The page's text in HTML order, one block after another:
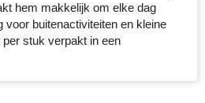
hem makkelijk om elke dag
voor buitenactiviteiten en kleine
stuk verpakt in een